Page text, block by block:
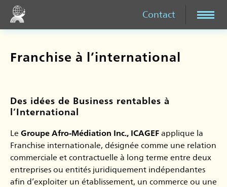
Contact
Franchise à l’international
Des idées de Business rentables à
l’International
Le Groupe Afro-Médiation Inc., ICAGEF applique la
Franchise internationale, désignée comme une relation
commerciale et contractuelle à long terme entre deux
entreprises ou entités juridiquement indépendantes
afin d’exploiter un établissement, un commerce ou une